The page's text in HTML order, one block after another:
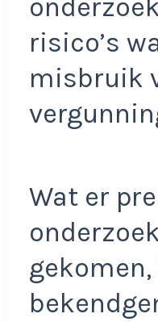
risico’s
misbruik
Wat er